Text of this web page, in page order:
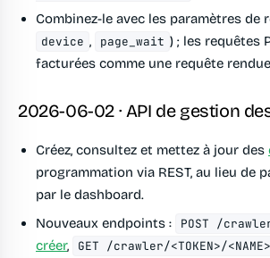
Combinez-le avec les paramètres de
device , page_wait ) ; les requêtes
facturées comme une requête
2026-06-02 · API de gestion
Créez, consultez et mettez à jour des
programmation via REST, au lieu de
par le dashboard.
Nouveaux endpoints :
POST /
créer, GET /crawler/<TOKEN>/<NAME>